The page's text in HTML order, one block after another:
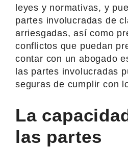
leyes y normativas, y
partes involucradas de
arriesgadas, así como
conflictos que puedan
contar con un abogado
las partes involucradas
seguras de cumplir con
La
las partes